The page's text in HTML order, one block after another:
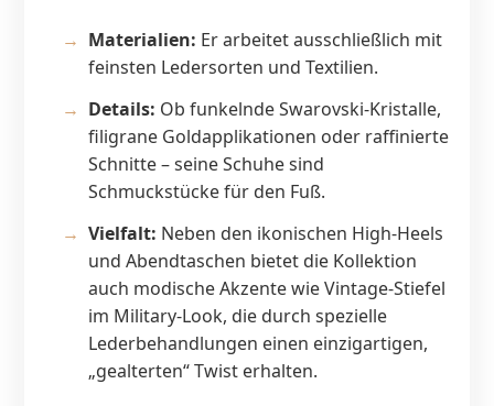
Materialien: Er arbeitet ausschließlich mit
feinsten Ledersorten und Textilien.
Details: Ob funkelnde Swarovski-Kristalle,
filigrane Goldapplikationen oder raffinierte
Schnitte – seine Schuhe sind
Schmuckstücke für den Fuß.
Vielfalt: Neben den ikonischen High-Heels
und Abendtaschen bietet die Kollektion
auch modische Akzente wie Vintage-Stiefel
im Military-Look, die durch spezielle
Lederbehandlungen einen einzigartigen,
„gealterten“ Twist erhalten.